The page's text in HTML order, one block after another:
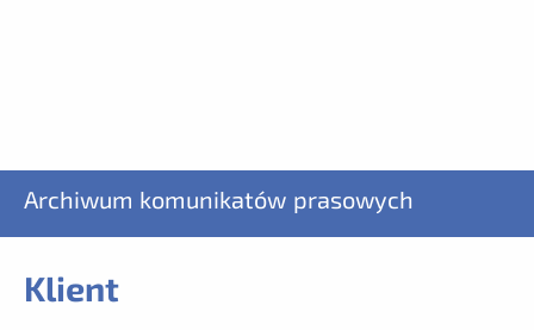
Archiwum komunikatów prasowych
Klient